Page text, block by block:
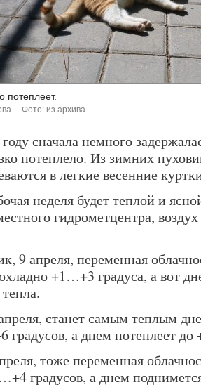
потеплеет.
Фото: из архива.
сначала немного
потеплело. Из зимних
в легкие весенние
неделя будет теплой и
гидрометцентра,
9 апреля, переменная
+1…+3 градуса, а вот
станет самым теплым
а днем потеплеет до
тоже переменная
градусов, а днем